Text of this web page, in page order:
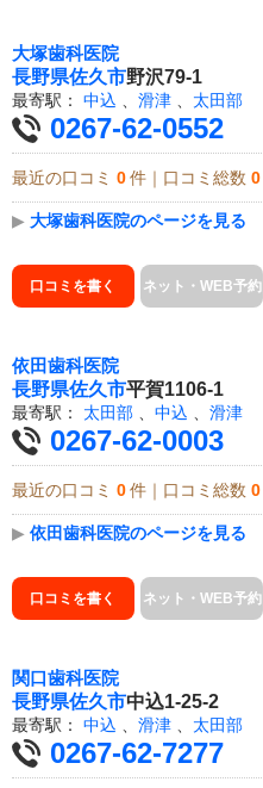
大塚歯科医院
長野県佐久市野沢79-1
最寄駅： 中込 、 滑津 、 太田部
0267-62-0552
最近の口コミ 0 件｜口コミ総数 0
▶ 大塚歯科医院のページを見る
口コミを書く ネット・WEB予約
依田歯科医院
長野県佐久市平賀1106-1
最寄駅： 太田部 中込 滑津
0267-62-0003
最近の口コミ 0 件｜口コミ総数 0
▶ 依田歯科医院のページを見る
口コミを書く ネット・WEB予約
関口歯科医院
長野県佐久市中込1-25-2
最寄駅： 中込 滑津 太田部
0267-62-7277